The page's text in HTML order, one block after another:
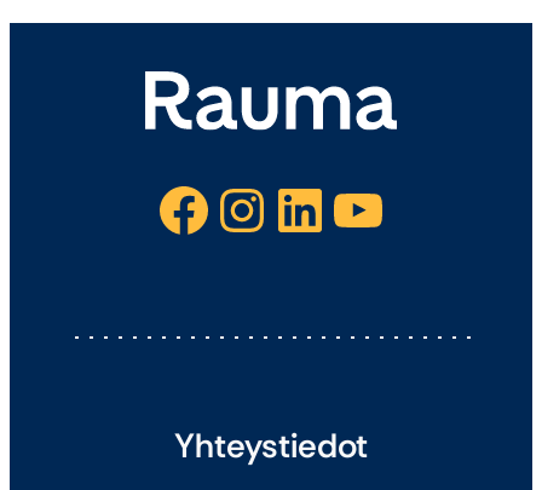
Facebook Instagram LinkedIn YouTube
Yhteystiedot